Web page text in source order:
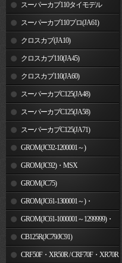
スーパーカブ110タイモデル
(MLHJA56)
スーパーカブ110プロ(JA61)
クロスカブ(JA10)
クロスカブ110(JA45)
クロスカブ110(JA60)
スーパーカブC125(JA48)
スーパーカブC125(JA58)
スーパーカブC125(JA71)
GROM(JC92-1200001～)
GROM(JC92)・MSX
GROM(MLHJC92)
GROM(JC75)
GROM(JC61-1300001～)・
MSX125SF
GROM(JC61-1000001～1299999)・
MSX125CB125R(JC79/JC91)
CRF50F・XR50R / CRF70F・XR70R